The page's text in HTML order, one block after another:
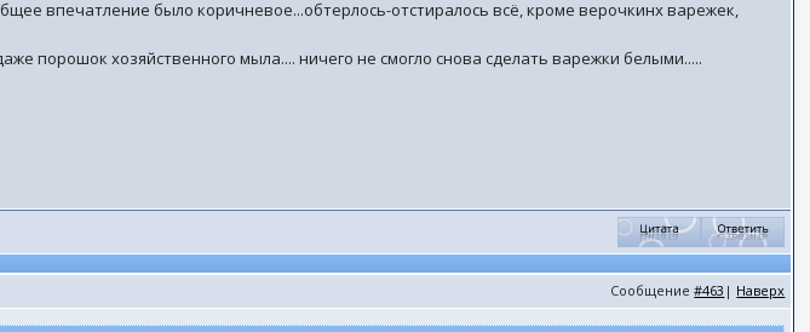
впечатление было коричневое...обтерлось-отстиралось всё, кроме верочкинх варежек,
порошок хозяйственного мыла.... ничего не смогло снова сделать варежки белыми.....
Сообщение#463 | Наверх